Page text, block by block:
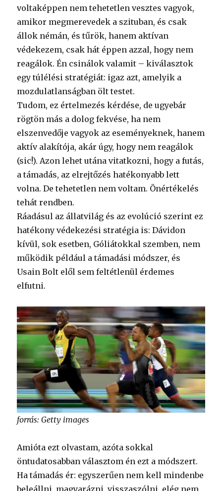
voltaképpen nem tehetetlen vesztes vagyok,
amikor megmerevedek a szituban, és csak
állok némán, és tűrök, hanem aktívan
védekezem, csak hát éppen azzal, hogy nem
reagálok. Én csinálok valamit – kiválasztok
egy túlélési stratégiát: igaz azt, amelyik a
mozdulatlanságban ölt testet.
Tudom, ez értelmezés kérdése, de ugyebár
rögtön más a dolog fekvése, ha nem
elszenvedője vagyok az eseményeknek, hanem
aktív alakítója, akár úgy, hogy nem reagálok
(sic!). Azon lehet utána vitatkozni, hogy a futás,
a támadás, az elrejtőzés hatékonyabb lett
volna. De tehetetlen nem voltam. Önértékelés
tehát rendben.
Ráadásul az állatvilág és az evolúció szerint ez
hatékony védekezési stratégia is: Dávidon
kívül, sok esetben, Góliátokkal szemben, nem
működik például a támadási módszer, és
Usain Bolt elől sem feltétlenül érdemes
elfutni.
forrás: Getty images
Amióta ezt olvastam, azóta sokkal
öntudatosabban választom én ezt a módszert.
Ha támadás ér: egyszerűen nem kell mindenbe
beleállni, magyarázni, visszaszólni, elég nem